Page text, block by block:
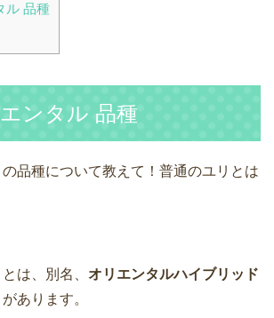
ル 品種
ンタル 品種
品種について教えて！普通のユリとは
は、別名、 オリエンタルハイブリッド
あります。